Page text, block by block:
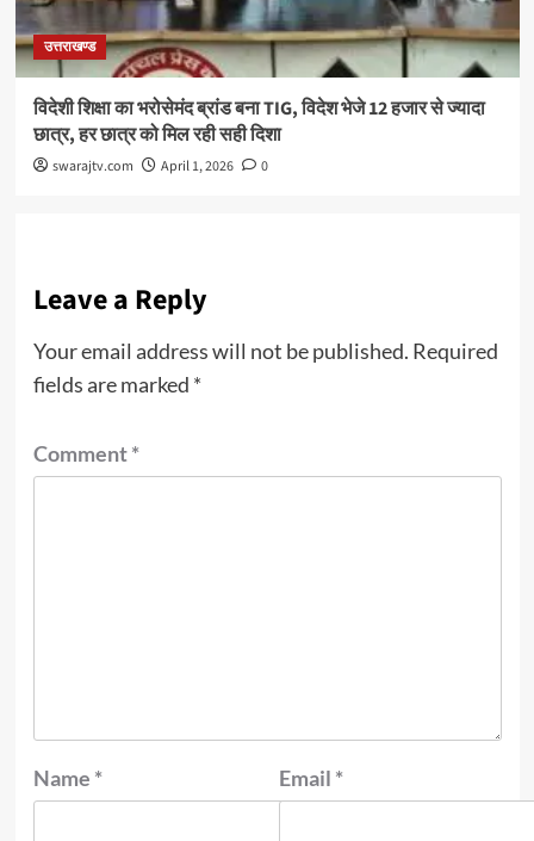
उत्तराखण्ड
विदेशी शिक्षा का भरोसेमंद ब्रांड बना TIG, विदेश भेजे 12 हजार से ज्यादा
छात्र, हर छात्र को मिल रही सही दिशा
swarajtv.com April 1, 2026 0
Leave a Reply
Your email address will not be published. Required
fields are marked *
Comment*
Name * Email *